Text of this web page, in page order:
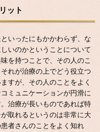
ット
いったにもかかわらず、な
いのかということについて
を持つことで、その人のこ
れが治療の上でどう役立つ
すが、その人のことをよく
ミュニケーションが円滑に
治療が長いものであれば特
取れるというのは非常に大
者さんのことをよく知れ